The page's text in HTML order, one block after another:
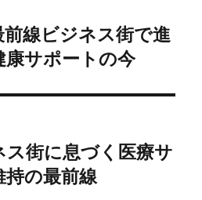
線ビジネス街で進
サポートの今
街に息づく医療サ
の最前線